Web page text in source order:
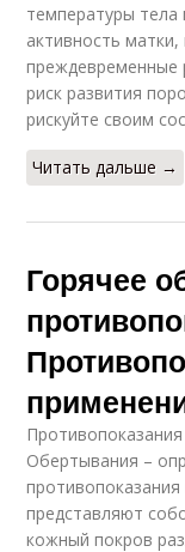
температуры
активность
преждевременные
риск развития
рискуйте своим
Читать дальше →
Горячее
Обертывания –
представляют
кожный покров